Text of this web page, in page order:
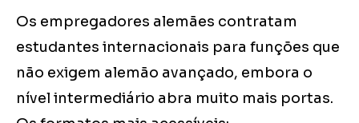
Os empregadores alemães contratam
estudantes internacionais para funções que
não exigem alemão avançado, embora o
nível intermediário abra muito mais portas.